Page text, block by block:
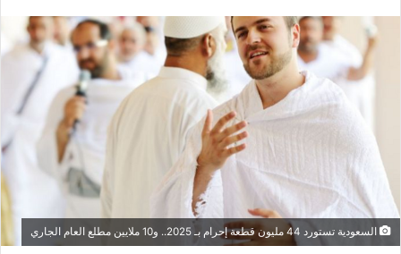
إلكترونيا
السعودية تستورد 44 مليون قطعة إحرام بـ 2025.. و10 ملايين مطلع العام الجاري